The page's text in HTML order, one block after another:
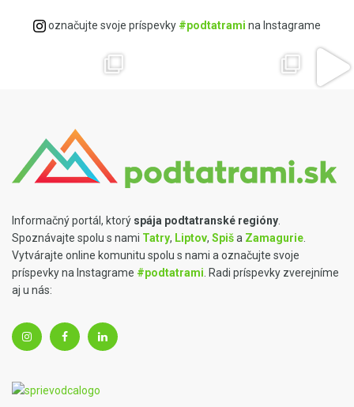
označujte svoje príspevky #podtatrami na Instagrame
Informačný portál, ktorý spája podtatranské regióny
Spoznávajte spolu s nami Tatry, Liptov, Spiša Zamagurie
Vytvárajte online komunitu spolu s nami a označujte svoje
príspevky na Instagrame #podtatrami . Radi príspevky zverejníme
aj u nás: